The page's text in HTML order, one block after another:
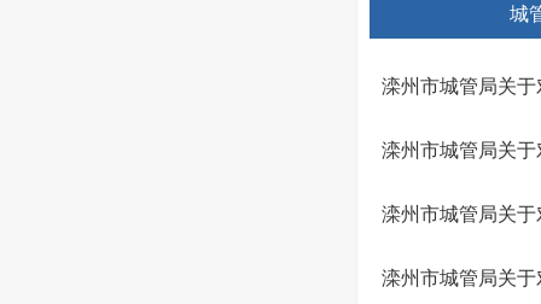
城
滦州市城管局关
滦州市城管局关
滦州市城管局关
滦州市城管局关